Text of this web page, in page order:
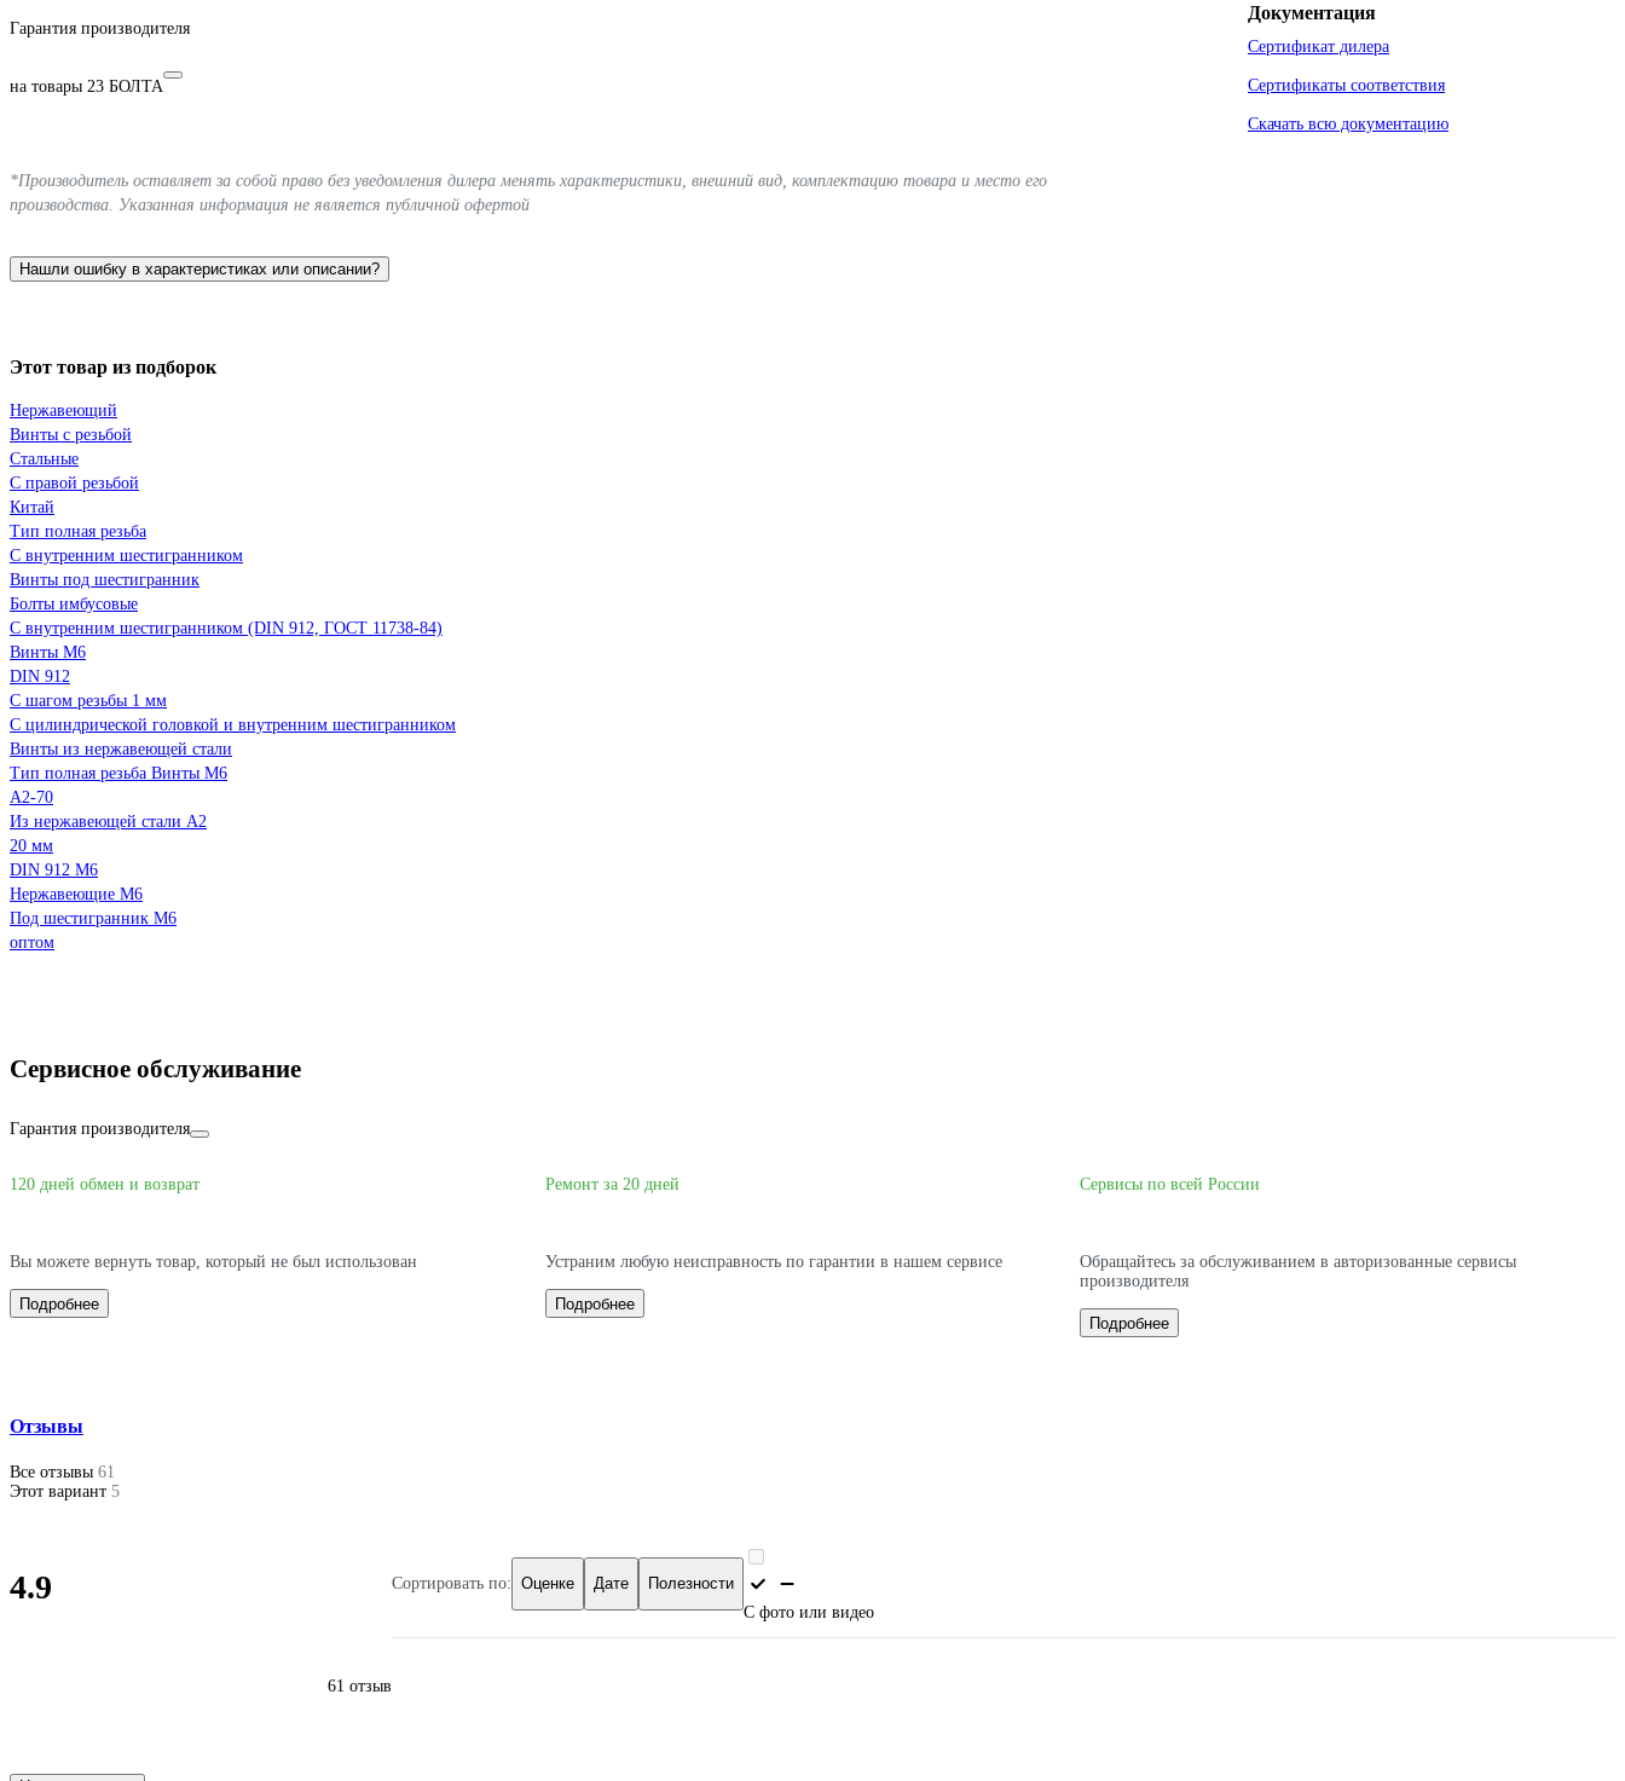
Гарантия производителя
на товары 23 БОЛТА
*Производитель оставляет за собой право без уведомления дилера менять характеристики, внешний вид, комплектацию товара и место его
производства. Указанная информация не является публичной офертой
Нашли ошибку в характеристиках или описании?
Документация
Сертификат дилера
Сертификаты соответствия
Скачать всю документацию
Этот товар из подборок
Нержавеющий
Винты с резьбой
Стальные
С правой резьбой
Китай
Тип полная резьба
С внутренним шестигранником
Винты под шестигранник
Болты имбусовые
С внутренним шестигранником (DIN 912, ГОСТ 11738-84)
Винты М6
DIN 912
С шагом резьбы 1 мм
С цилиндрической головкой и внутренним шестигранником
Винты из нержавеющей стали
Тип полная резьба Винты М6
A2-70
Из нержавеющей стали А2
20 мм
DIN 912 М6
Нержавеющие М6
Под шестигранник М6
оптом
Сервисное обслуживание
Гарантия производителя
120 дней обмен и возврат
Вы можете вернуть товар, который не был использован
Подробнее
Ремонт за 20 дней
Устраним любую неисправность по гарантии в нашем сервисе
Подробнее
Сервисы по всей России
Обращайтесь за обслуживанием в авторизованные сервисы
производителя
Подробнее
Отзывы
Все отзывы 61
Этот вариант 5
4.9
61 отзыв
Сортировать по: Оценке Дате
Полезности
С фото или видео